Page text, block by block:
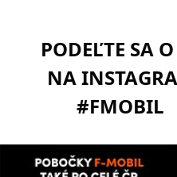
PODEĽTE SA
NA
#FMOBIL